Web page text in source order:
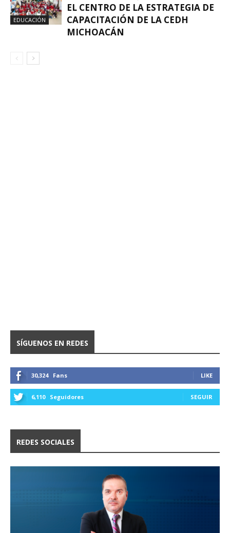
EDUCACIÓN
EL CENTRO DE LA ESTRATEGIA DE
CAPACITACIÓN DE LA CEDH
MICHOACÁN
SÍGUENOS EN REDES
30,324 Fans LIKE
6,110 Seguidores SEGUIR
REDES SOCIALES